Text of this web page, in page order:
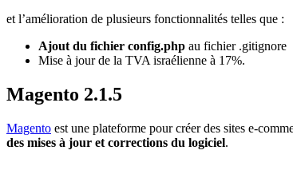
et l’amélioration de plusieurs fonctionnalités telles que :
Ajout du fichier config.php au fichier .gitignore
Mise à jour de la TVA israélienne à 17%.
Magento 2.1.5
Magento est une plateforme pour créer des sites e-
des mises à jour et corrections du logiciel.